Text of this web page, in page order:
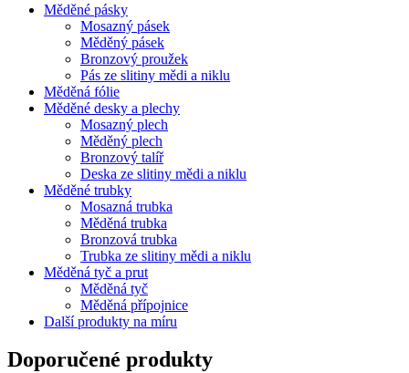
Měděné pásky
Mosazný pásek
Měděný pásek
Bronzový proužek
Pás ze slitiny mědi a niklu
Měděná fólie
Měděné desky a plechy
Mosazný plech
Měděný plech
Bronzový talíř
Deska ze slitiny mědi a niklu
Měděné trubky
Mosazná trubka
Měděná trubka
Bronzová trubka
Trubka ze slitiny mědi a niklu
Měděná tyč a prut
Měděná tyč
Měděná přípojnice
Další produkty na míru
Doporučené produkty